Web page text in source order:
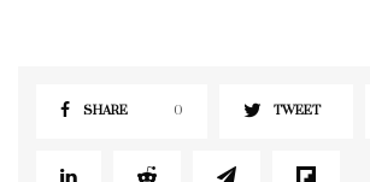
SHARE 0 TWEET